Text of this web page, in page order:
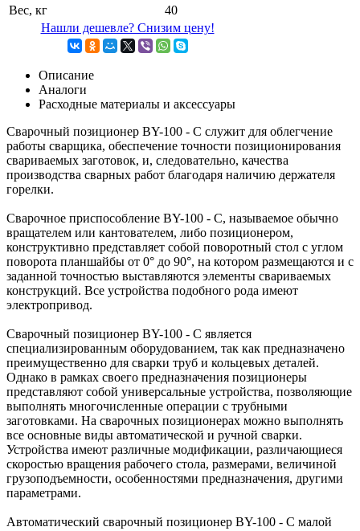
Вес, кг
40
Нашли дешевле? Снизим цену!
Описание
Аналоги
Расходные материалы и аксессуары
Сварочный позиционер BY-100 - C служит для облегчение
работы сварщика, обеспечение точности позиционирования
свариваемых заготовок, и, следовательно, качества
производства сварных работ благодаря наличию держателя
горелки.
Сварочное приспособление BY-100 - C, называемое обычно
вращателем или кантователем, либо позиционером,
конструктивно представляет собой поворотный стол с углом
поворота планшайбы от 0° до 90°, на котором размещаются и с
заданной точностью выставляются элементы свариваемых
конструкций. Все устройства подобного рода имеют
электропривод.
Сварочный позиционер BY-100 - C является
специализированным оборудованием, так как предназначено
преимущественно для сварки труб и кольцевых деталей.
Однако в рамках своего предназначения позиционеры
представляют собой универсальные устройства, позволяющие
выполнять многочисленные операции с трубными
заготовками. На сварочных позиционерах можно выполнять
все основные виды автоматической и ручной сварки.
Устройства имеют различные модификации, различающиеся
скоростью вращения рабочего стола, размерами, величиной
грузоподъемности, особенностями предназначения, другими
параметрами.
Автоматический сварочный позиционер BY-100 - C малой